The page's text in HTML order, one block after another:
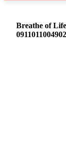
Breathe of